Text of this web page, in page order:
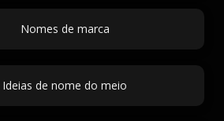
Nomes de marca
Ideias de nome do meio